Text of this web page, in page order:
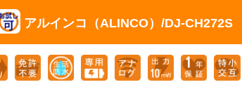
アルインコ（ALINCO）/DJ-CH272S